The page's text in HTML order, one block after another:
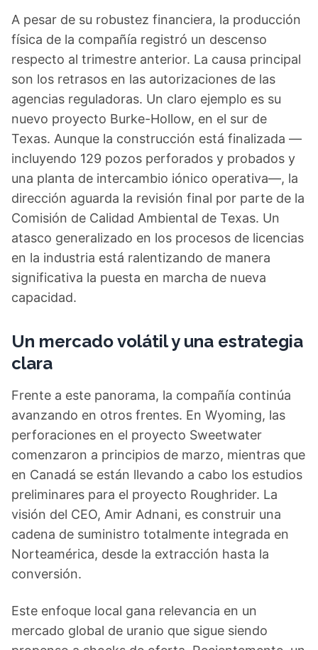
A pesar de su robustez financiera, la producción
física de la compañía registró un descenso
respecto al trimestre anterior. La causa principal
son los retrasos en las autorizaciones de las
agencias reguladoras. Un claro ejemplo es su
nuevo proyecto Burke-Hollow, en el sur de
Texas. Aunque la construcción está finalizada —
incluyendo 129 pozos perforados y probados y
una planta de intercambio iónico operativa—, la
dirección aguarda la revisión final por parte de la
Comisión de Calidad Ambiental de Texas. Un
atasco generalizado en los procesos de licencias
en la industria está ralentizando de manera
significativa la puesta en marcha de nueva
capacidad.
Un mercado volátil y una estrategia
clara
Frente a este panorama, la compañía continúa
avanzando en otros frentes. En Wyoming, las
perforaciones en el proyecto Sweetwater
comenzaron a principios de marzo, mientras que
en Canadá se están llevando a cabo los estudios
preliminares para el proyecto Roughrider. La
visión del CEO, Amir Adnani, es construir una
cadena de suministro totalmente integrada en
Norteamérica, desde la extracción hasta la
conversión.
Este enfoque local gana relevancia en un
mercado global de uranio que sigue siendo